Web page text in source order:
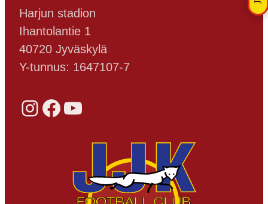
Harjun stadion
Ihantolantie 1
40720 Jyväskylä
Y-tunnus: 1647107-7
Instagram Facebook YouTube